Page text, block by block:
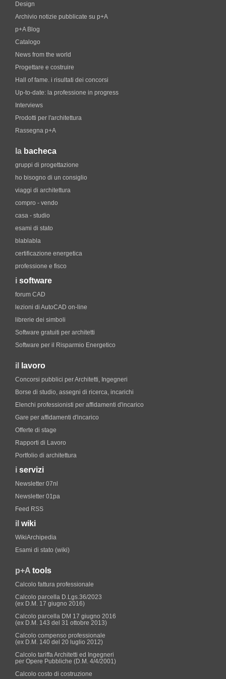
Design
Archivio notizie pubblicate su p+A
p+A Blog
Catalogo
News from the world
Progettare e costruire
Hall of fame. i risultati dei concorsi
Up-to-date: la professione in progress
Interviews
Prodotti per l'architettura
Rassegna p+A
la bacheca
gruppi di progettazione
ho bisogno di un consiglio
viaggi di architettura
compro - vendo
casa - studio
esami di stato
blablabla
certificazione energetica
professione e fisco
i software
forum CAD
lezioni di AutoCAD on-line
librerie dei simboli
Software gratuiti per architetti
Software per il Risparmio Energetico
il lavoro
Concorsi pubblici per Architetti, Ingegneri
Borse di studio, assegni di ricerca, incarichi
Elenchi professionisti per affidamenti d'incarico
Gare per affidamenti d'incarico
Offerte di stage
Rapporti di Lavoro
Portfolio di architettura
i servizi
Newsletter 07nl
Newsletter 01pa
Feed RSS
il wiki
WikiArchipedia
Esami di stato (wiki)
p+A tools
Calcolo fattura professionale
Calcolo parcella D.Lgs.36/2023
(ex D.M. 17 giugno 2016)
Calcolo parcella DM 17 giugno 2016
(ex D.M. 143 del 31 ottobre 2013)
Calcolo compenso professionale
(ex D.M. 140 del 20 luglio 2012)
Calcolo tariffa Architetti ed Ingegneri
per Opere Pubbliche (D.M. 4/4/2001)
Calcolo costo di costruzione